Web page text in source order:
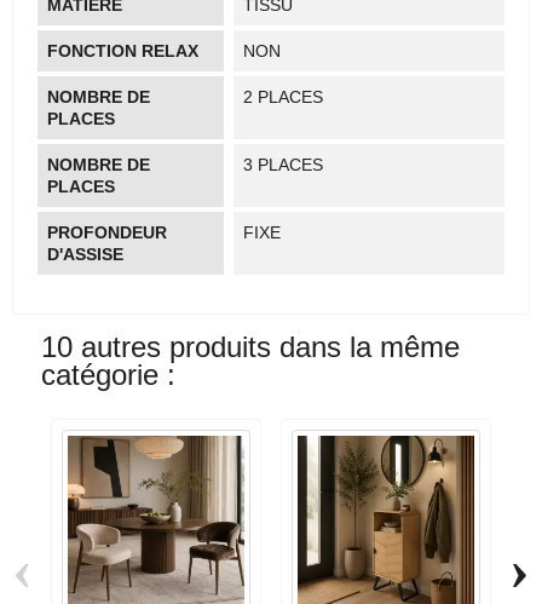
MATIÈRE TISSU
FONCTION RELAX NON
NOMBRE DE
PLACES
2 PLACES
NOMBRE DE
PLACES
3 PLACES
PROFONDEUR
D'ASSISE
FIXE
10 autres produits dans la même
catégorie :
‹ ›